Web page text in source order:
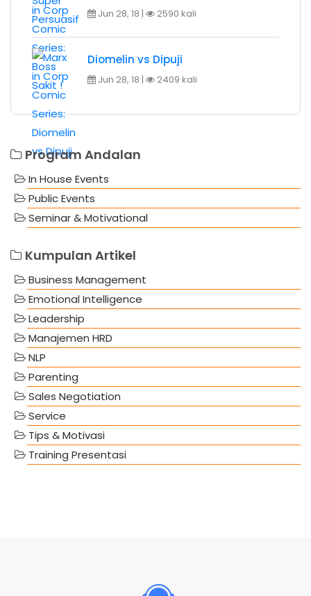
Jun 28, 18 | 2590 kali
Diomelin vs Dipuji
Jun 28, 18 | 2409 kali
Program Andalan
In House Events
Public Events
Seminar & Motivational
Kumpulan Artikel
Business Management
Emotional Intelligence
Leadership
Manajemen HRD
NLP
Parenting
Sales Negotiation
Service
Tips & Motivasi
Training Presentasi